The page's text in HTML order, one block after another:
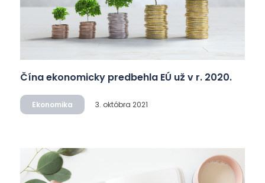
Čína ekonomicky predbehla EÚ už v r. 2020.
Ekonomika 3. októbra 2021